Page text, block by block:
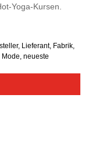
Yoga-Kursen.
Lieferant, Fabrik,
neueste